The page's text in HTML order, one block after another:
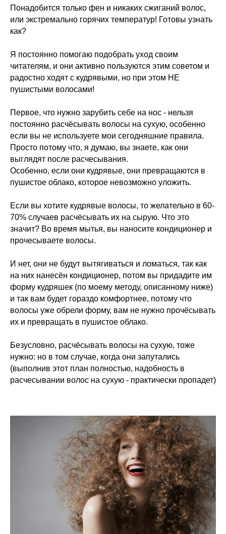
Понадобится только фен и никаких сжиганий волос,
или экстремально горячих температур! Готовы узнать
как?
Я постоянно помогаю подобрать уход своим
читателям, и они активно пользуются этим советом и
радостно ходят с кудрявыми, но при этом НЕ
пушистыми волосами!
Первое, что нужно зарубить себе на нос - нельзя
постоянно расчёсывать волосы на сухую, особенно
если вы не используете мои сегодняшние правила.
Просто потому что, я думаю, вы знаете, как они
выглядят после расчесывания.
Особенно, если они кудрявые, они превращаются в
пушистое облако, которое невозможно уложить.
Если вы хотите кудрявые волосы, то желательно в 60-
70% случаев расчёсывать их на сырую. Что это
значит? Во время мытья, вы наносите кондиционер и
прочесываете волосы.
И нет, они не будут вытягиваться и ломаться, так как
на них нанесён кондиционер, потом вы придадите им
форму кудряшек (по моему методу, описанному ниже)
и так вам будет гораздо комфортнее, потому что
волосы уже обрели форму, вам не нужно прочёсывать
их и превращать в пушистое облако.
Безусловно, расчёсывать волосы на сухую, тоже
нужно: но в том случае, когда они запутались
(выполнив этот план полностью, надобность в
расчесывании волос на сухую - практически пропадет)